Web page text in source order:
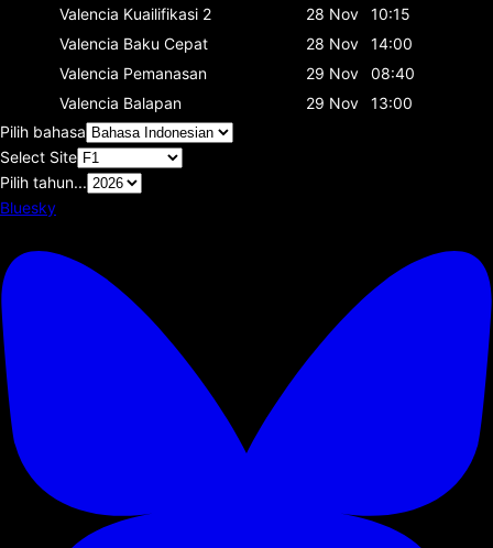
Valencia Kuailifikasi 2 28 Nov
10:15
Valencia Baku Cepat 28 Nov
14:00
Valencia Pemanasan 29 Nov
08:40
Valencia Balapan 29 Nov
13:00
Pilih bahasa
Select Site
Pilih tahun...
Bluesky